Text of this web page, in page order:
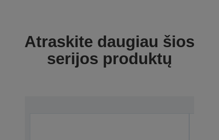
Atraskite daugiau šios
serijos produktų